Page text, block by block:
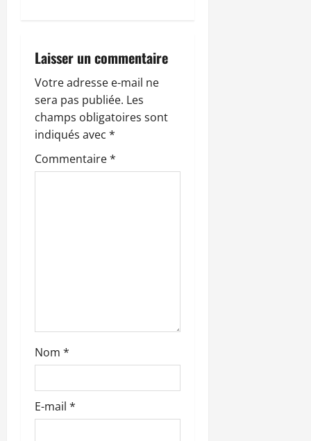
o
n
d
’
l
e
Laisser un commentaire
Votre adresse e-mail ne
sera pas publiée. Les
champs obligatoires sont
indiqués avec *
Commentaire*
Nom *
E-mail *